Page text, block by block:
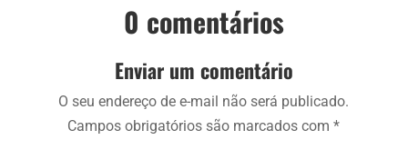
0 comentários
Enviar um comentário
O seu endereço de e-mail não será publicado.
Campos obrigatórios são marcados com*